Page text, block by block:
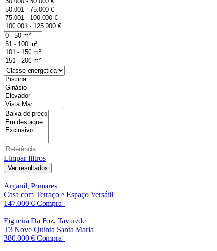
Limpar filtros
Arganil, Pomares
Casa com Terraço e Espaço Versátil
147.000 € Compra
Figueira Da Foz, Tavarede
T3 Novo Quinta Santa Maria
380.000 € Compra